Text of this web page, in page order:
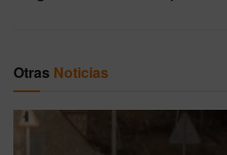
Otras Noticias